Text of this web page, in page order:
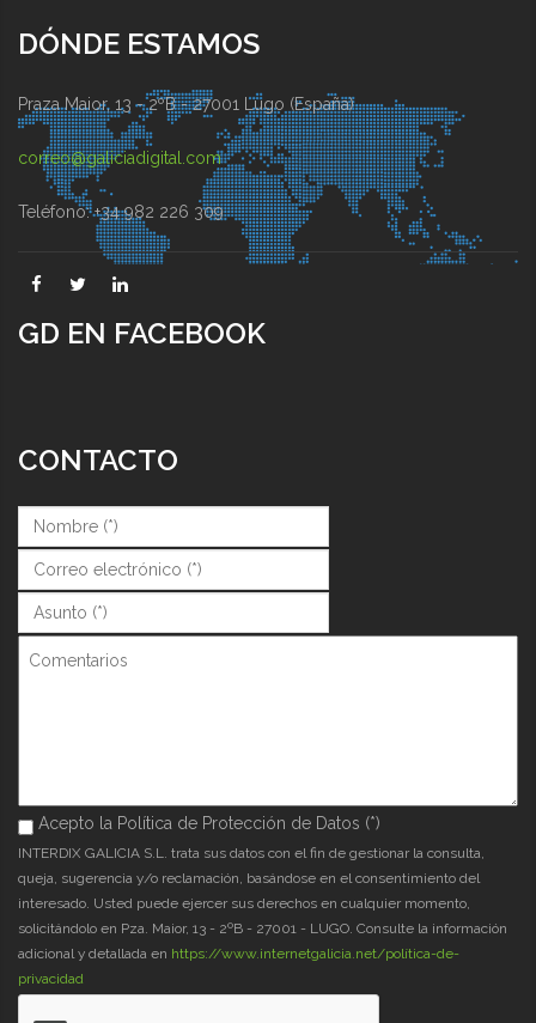
DÓNDE ESTAMOS
Praza Maior, 13 - 2ºB - 27001 Lugo (España)
correo@galiciadigital.com
Teléfono: +34 982 226 309
GD EN FACEBOOK
CONTACTO
Nombre (*)*
Correo (*)*
Asunto (*)*
Comentarios
Acepto la Política de Protección de Datos (*)
Acepto la Política de Protección de Datos (*)
INTERDIX GALICIA S.L. trata sus datos con el fin de gestionar la consulta,
queja, sugerencia y/o reclamación, basándose en el consentimiento del
interesado. Usted puede ejercer sus derechos en cualquier momento,
solicitándolo en Pza. Maior, 13 - 2ºB - 27001 - LUGO. Consulte la información
adicional y detallada en https://www.internetgalicia.net/política-de-
privacidad